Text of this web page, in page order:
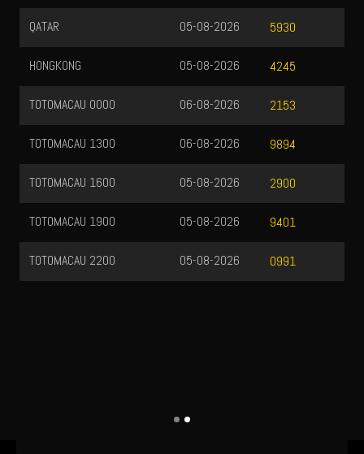
QATAR 5930
05-08-2026
HONGKONG 4245
05-08-2026
TOTOMACAU 0000 2153
06-08-2026
TOTOMACAU 1300 9894
06-08-2026
TOTOMACAU 1600 2900
05-08-2026
TOTOMACAU 1900 9401
05-08-2026
TOTOMACAU 2200 0991
05-08-2026